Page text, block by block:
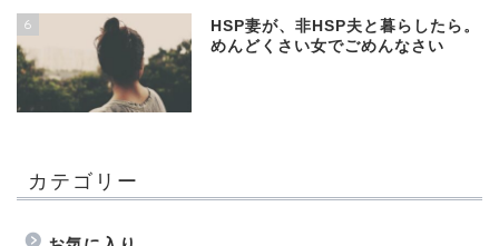
6
HSP妻が、非HSP夫と暮らしたら。
めんどくさい女でごめんなさい
カテゴリー